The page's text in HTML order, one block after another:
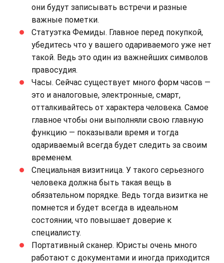
они будут записывать встречи и разные
важные пометки.
Статуэтка Фемиды. Главное перед покупкой,
убедитесь что у вашего одариваемого уже нет
такой. Ведь это один из важнейших символов
правосудия.
Часы. Сейчас существует много форм часов —
это и аналоговые, электронные, смарт,
отталкивайтесь от характера человека. Самое
главное чтобы они выполняли свою главную
функцию — показывали время и тогда
одариваемый всегда будет следить за своим
временем.
Специальная визитница. У такого серьезного
человека должна быть такая вещь в
обязательном порядке. Ведь тогда визитка не
помнется и будет всегда в идеальном
состоянии, что повышает доверие к
специалисту.
Портативный сканер. Юристы очень много
работают с документами и иногда приходится